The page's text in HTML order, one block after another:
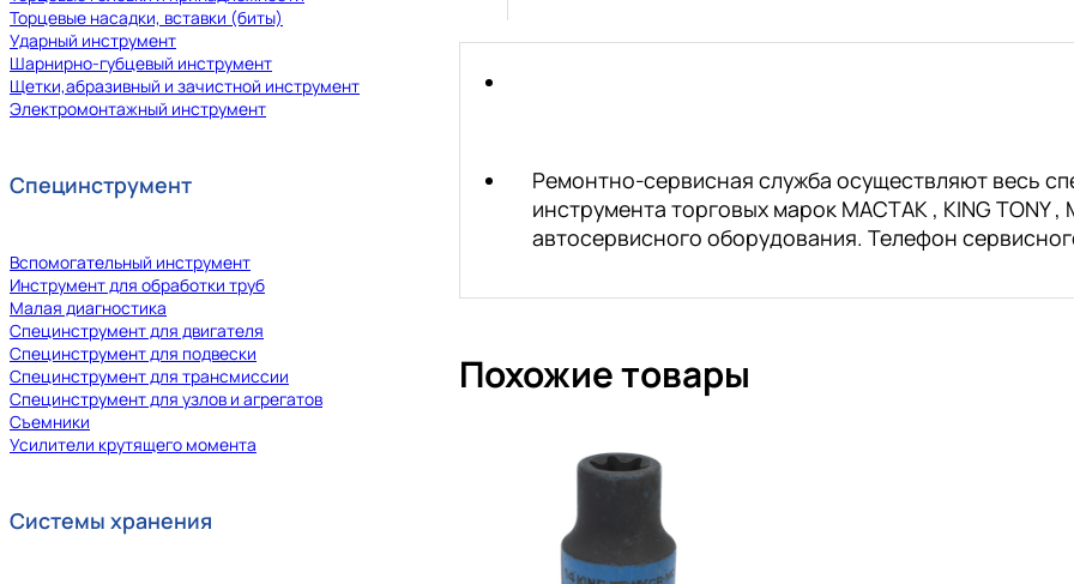
Торцевые насадки, вставки (биты)
Ударный инструмент
Шарнирно-губцевый инструмент
Щетки,абразивный и зачистной инструмент
Электромонтажный инструмент
Специнструмент
Вспомогательный инструмент
Инструмент для обработки труб
Малая диагностика
Специнструмент для двигателя
Специнструмент для подвески
Специнструмент для трансмиссии
Специнструмент для узлов и агрегатов
Съемники
Усилители крутящего момента
Системы хранения
Ремонтно-сервисная служба осуществляют весь
инструмента торговых марок МАСТАК , KING TONY ,
автосервисного оборудования. Телефон
Похожие товары